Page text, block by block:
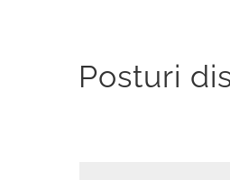
Posturi